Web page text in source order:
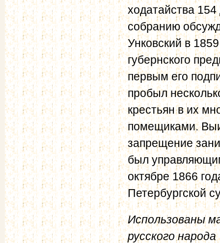
ходатайства
собранию
Унковский в
губернского
первым его
пробыл
крестьян в их
помещиками.
запрещение
был
октябре 1866
Петербургской
Использованы
русского народа